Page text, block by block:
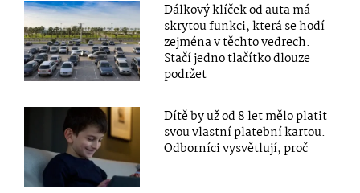
Dálkový klíček od auta má
skrytou funkci, která se hodí
zejména v těchto vedrech.
Stačí jedno tlačítko dlouze
podržet
Dítě by už od 8 let mělo platit
svou vlastní platební kartou.
Odborníci vysvětlují, proč